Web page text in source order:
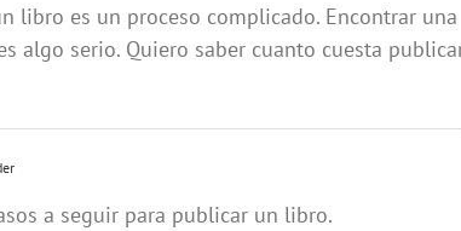
libro es un proceso complicado. Encontrar una
algo serio. Quiero saber cuanto cuesta
a seguir para publicar un libro.